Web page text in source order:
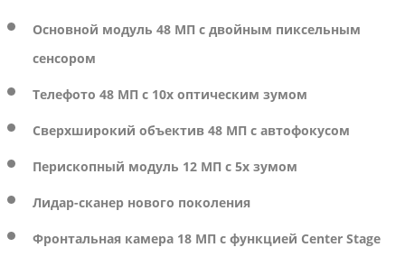
Основной модуль 48 МП с двойным пиксельным
сенсором
Телефото 48 МП с 10x оптическим зумом
Сверхширокий объектив 48 МП с автофокусом
Перископный модуль 12 МП с 5x зумом
Лидар-сканер нового поколения
Фронтальная камера 18 МП с функцией Center Stage